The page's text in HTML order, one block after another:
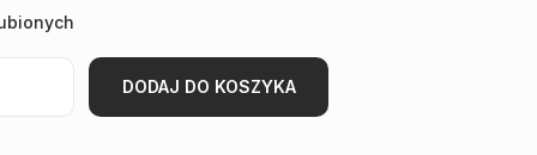
DODAJ DO KOSZYKA